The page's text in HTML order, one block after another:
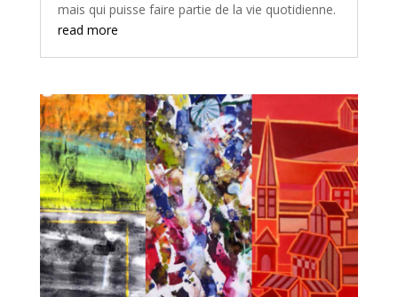
mais qui puisse faire partie de la vie quotidienne.
read more